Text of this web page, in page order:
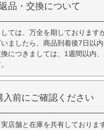
品・交換について
ては、万全を期しております
ましたら、商品到着後7日以
につきましては、1週間以内
入前にご確認ください
店舗と在庫を共有しておりま